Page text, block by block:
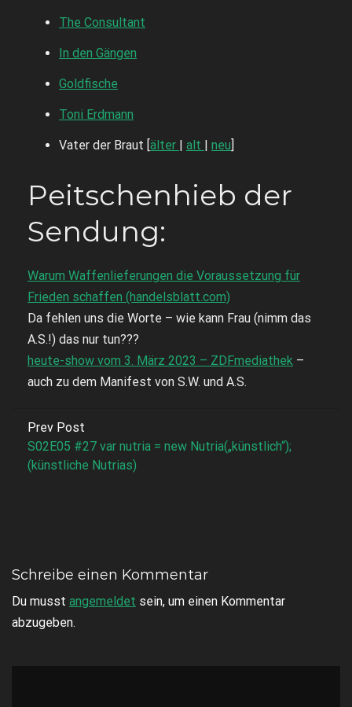
The Consultant
In den Gängen
Goldfische
Toni Erdmann
Vater der Braut [älter | alt | neu]
Peitschenhieb der
Sendung:
Warum Waffenlieferungen die Voraussetzung für
Frieden schaffen (handelsblatt.com)
Da fehlen uns die Worte – wie kann Frau (nimm das
A.S.!) das nur tun???
heute-show vom 3. März 2023 – ZDFmediathek –
auch zu dem Manifest von S.W. und A.S.
Prev Post
S02E05 #27 var nutria = new Nutria(„künstlich“);
(künstliche Nutrias)
Schreibe einen Kommentar
Du musst angemeldet sein, um einen Kommentar
abzugeben.